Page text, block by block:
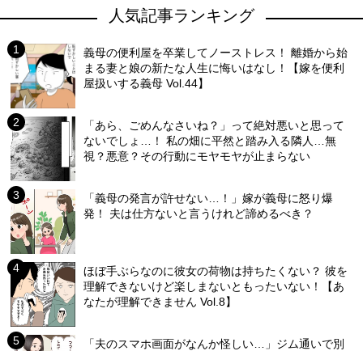
人気記事ランキング
義母の便利屋を卒業してノーストレス！ 離婚から始
まる妻と娘の新たな人生に悔いはなし！【嫁を便利
屋扱いする義母 Vol.44】
「あら、ごめんなさいね？」って絶対悪いと思って
ないでしょ…！ 私の畑に平然と踏み入る隣人…無
視？悪意？その行動にモヤモヤが止まらない
「義母の発言が許せない…！」嫁が義母に怒り爆
発！ 夫は仕方ないと言うけれど諦めるべき？
ほぼ手ぶらなのに彼女の荷物は持ちたくない？ 彼を
理解できないけど楽しまないともったいない！【あ
なたが理解できません Vol.8】
「夫のスマホ画面がなんか怪しい…」ジム通いで別